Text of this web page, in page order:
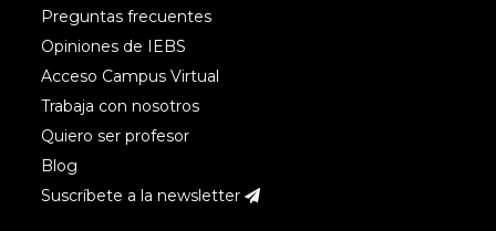
Preguntas frecuentes
Opiniones de IEBS
Acceso Campus Virtual
Trabaja con nosotros
Quiero ser profesor
Blog
Suscríbete a la newsletter